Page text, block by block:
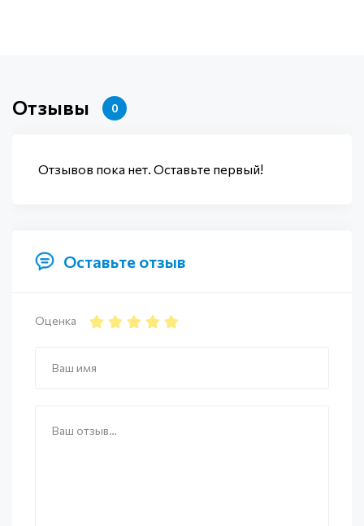
Отзывы 0
Отзывов пока нет. Оставьте первый!
Оставьте отзыв
Оценка